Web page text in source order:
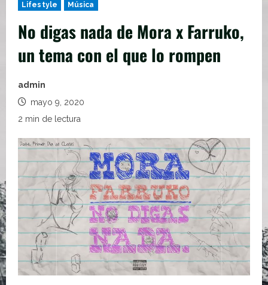
Lifestyle Música
No digas nada de Mora x Farruko,
un tema con el que lo rompen
admin
mayo 9, 2020
2 min de lectura